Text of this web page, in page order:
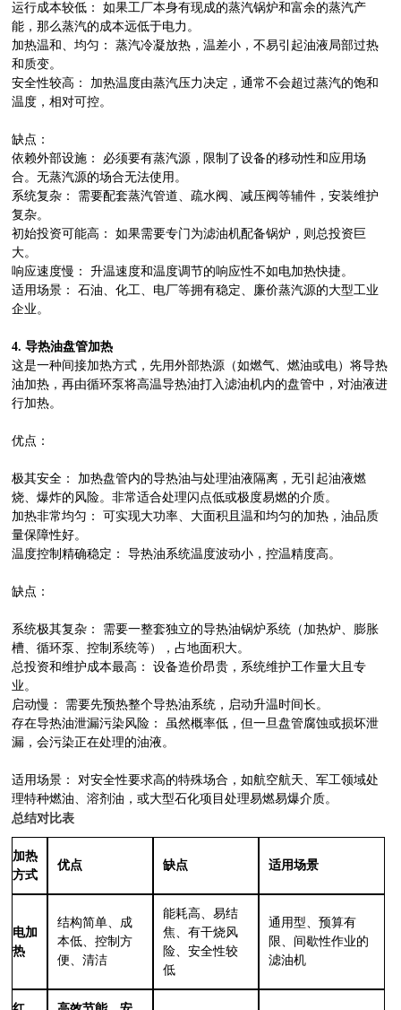
运行成本较低： 如果工厂本身有现成的蒸汽锅炉和富余的蒸汽产
能，那么蒸汽的成本远低于电力。
加热温和、均匀： 蒸汽冷凝放热，温差小，不易引起油液局部过热
和质变。
安全性较高： 加热温度由蒸汽压力决定，通常不会超过蒸汽的饱和
温度，相对可控。
缺点：
依赖外部设施： 必须要有蒸汽源，限制了设备的移动性和应用场
合。无蒸汽源的场合无法使用。
系统复杂： 需要配套蒸汽管道、疏水阀、减压阀等辅件，安装维护
复杂。
初始投资可能高： 如果需要专门为滤油机配备锅炉，则总投资巨
大。
响应速度慢： 升温速度和温度调节的响应性不如电加热快捷。
适用场景： 石油、化工、电厂等拥有稳定、廉价蒸汽源的大型工业
企业。
4. 导热油盘管加热
这是一种间接加热方式，先用外部热源（如燃气、燃油或电）将导热
油加热，再由循环泵将高温导热油打入滤油机内的盘管中，对油液进
行加热。
优点：
极其安全： 加热盘管内的导热油与处理油液隔离，无引起油液燃
烧、爆炸的风险。非常适合处理闪点低或极度易燃的介质。
加热非常均匀： 可实现大功率、大面积且温和均匀的加热，油品质
量保障性好。
温度控制精确稳定： 导热油系统温度波动小，控温精度高。
缺点：
系统极其复杂： 需要一整套独立的导热油锅炉系统（加热炉、膨胀
槽、循环泵、控制系统等），占地面积大。
总投资和维护成本最高： 设备造价昂贵，系统维护工作量大且专
业。
启动慢： 需要先预热整个导热油系统，启动升温时间长。
存在导热油泄漏污染风险： 虽然概率低，但一旦盘管腐蚀或损坏泄
漏，会污染正在处理的油液。
适用场景： 对安全性要求高的特殊场合，如航空航天、军工领域处
理特种燃油、溶剂油，或大型石化项目处理易燃易爆介质。
总结对比表
加热
方式
优点 缺点 适用场景
电加
热
结构简单、成
本低、控制方
便、清洁
能耗高、易结
焦、有干烧风
险、安全性较
低
通用型、预算有
限、间歇性作业的
滤油机